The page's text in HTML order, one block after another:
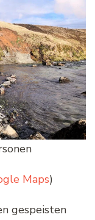
Maps)
gespeisten